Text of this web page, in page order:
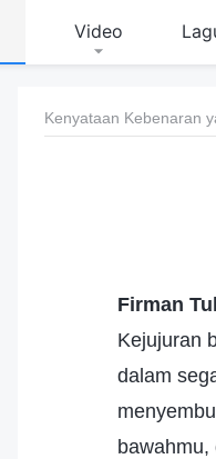
Video
Kenyataan Kebenaran
Firman
Kejujuran
dalam